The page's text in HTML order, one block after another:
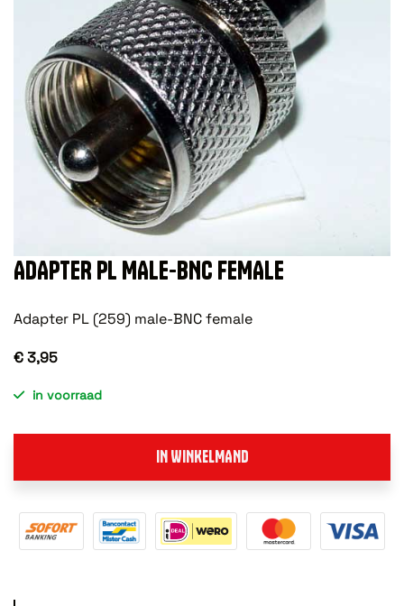
ADAPTER PL MALE-BNC FEMALE
Adapter PL (259) male-BNC female
€ 3,95
in voorraad
IN WINKELMAND